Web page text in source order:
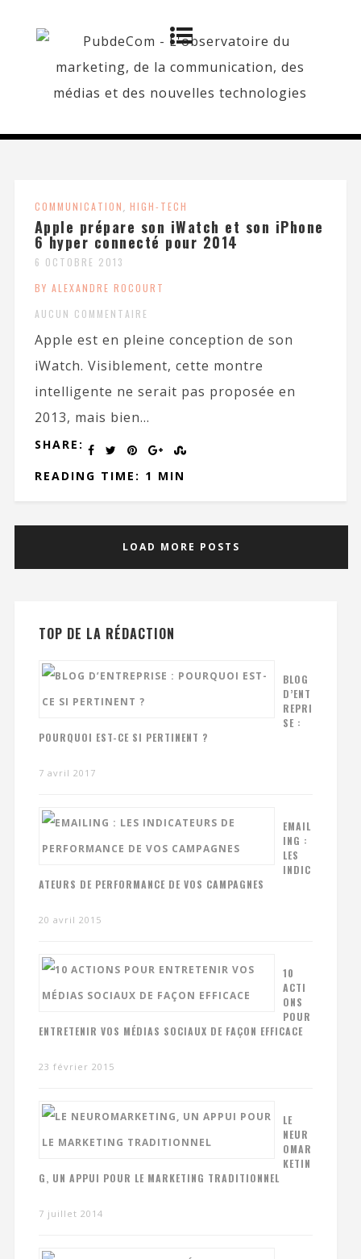
COMMUNICATION, HIGH-TECH
Apple prépare son iWatch et son iPhone
6 hyper connecté pour 2014
6 OCTOBRE 2013
BY ALEXANDRE ROCOURT
AUCUN COMMENTAIRE
Apple est en pleine conception de son
iWatch. Visiblement, cette montre
intelligente ne serait pas proposée en
2013, mais bien...
SHARE:
READING TIME: 1 MIN
LOAD MORE POSTS
TOP DE LA RÉDACTION
BLOG
D’ENT
REPRI
SE :
POURQUOI EST-CE SI PERTINENT ?
7 avril 2017
EMAIL
ING :
LES
INDIC
ATEURS DE PERFORMANCE DE VOS CAMPAGNES
20 avril 2015
10
ACTI
ONS
POUR
ENTRETENIR VOS MÉDIAS SOCIAUX DE FAÇON EFFICACE
23 février 2015
LE
NEUR
OMAR
KETIN
G, UN APPUI POUR LE MARKETING TRADITIONNEL
7 juillet 2014